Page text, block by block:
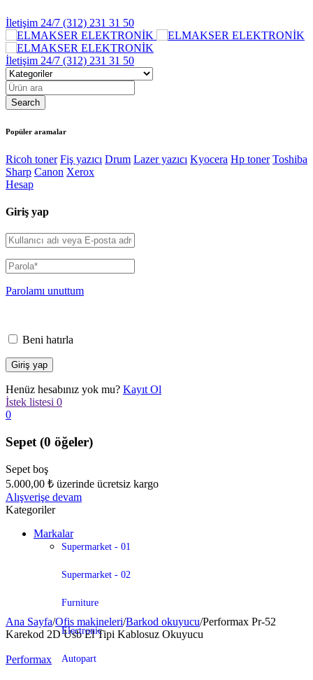
İletişim 24/7 (312) 231 31 50
İletişim 24/7 (312) 231 31 50
Popüler aramalar
Ricoh toner Fiş yazıcı Drum Lazer yazıcı Kyocera Hp toner Toshiba
Sharp Canon Xerox
Hesap
Giriş yap
Parolamı unuttum
Beni hatırla
Henüz hesabınız yok mu? Kayıt Ol
İstek listesi 0
0
Sepet (0 öğeler)
Sepet boş
5.000,00 ₺ üzerinde ücretsiz kargo
Alışverişe devam
Kategoriler
Markalar
Supermarket - 01
Supermarket - 02
Furniture
Electronic
Autopart
Ana Sayfa/Ofis makineleri/Barkod okuyucu/Performax Pr-52
Karekod 2D Usb El Tipi Kablosuz Okuyucu
Performax